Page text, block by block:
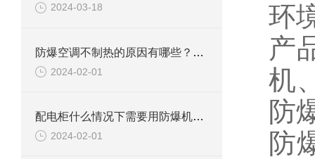
2024-03-18
防爆空调不制热的原因有哪些？如何解决
2024-02-01
配电柜什么情况下需要用防爆机柜空调？
2024-02-01
环
产
机
防
防